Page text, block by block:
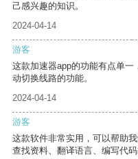
己感兴趣的知识。
2024-04-14
游客
这款加速器app的功能有点单一
动切换线路的功能。
2024-04-14
游客
这款软件非常实用，可以帮助
查找资料、翻译语言、编写代码